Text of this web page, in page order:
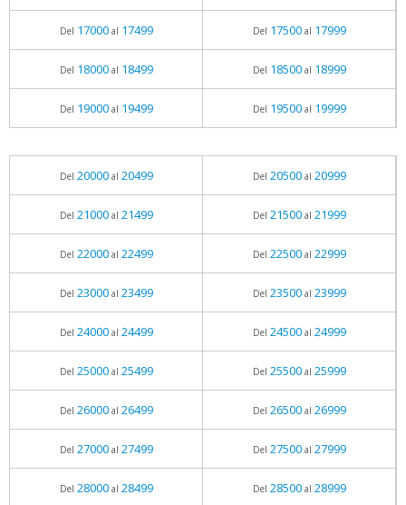
Del 17000al 17499 Del 17500al 17999
Del 18000al 18499 Del 18500al 18999
Del 19000al 19499 Del 19500al 19999
Del 20000al 20499 Del 20500al 20999
Del 21000al 21499 Del 21500al 21999
Del 22000al 22499 Del 22500al 22999
Del 23000al 23499 Del 23500al 23999
Del 24000al 24499 Del 24500al 24999
Del 25000al 25499 Del 25500al 25999
Del 26000al 26499 Del 26500al 26999
Del 27000al 27499 Del 27500al 27999
Del 28000al 28499 Del 28500al 28999